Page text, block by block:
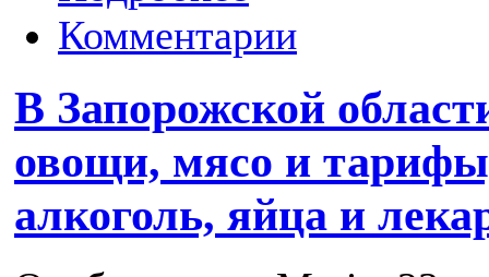
Комментарии
В Запорожской
овощи, мясо и
алкоголь, яйца и